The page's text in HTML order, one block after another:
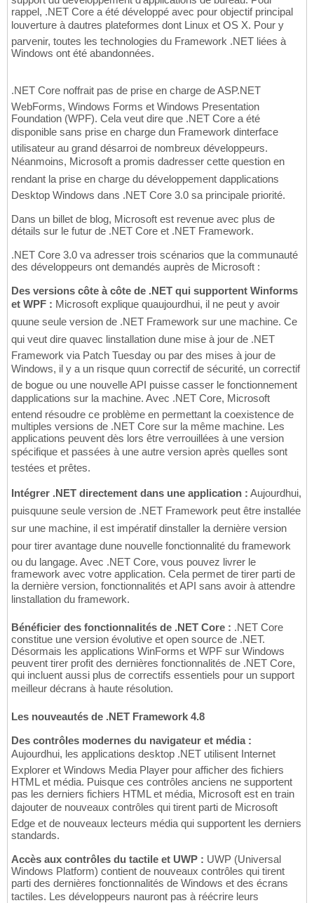
rappel, .NET Core a été développé avec pour objectif principal
louverture à dautres plateformes dont Linux et OS X. Pour y
parvenir, toutes les technologies du Framework .NET liées à
Windows ont été abandonnées.
.NET Core noffrait pas de prise en charge de ASP.NET
WebForms, Windows Forms et Windows Presentation
Foundation (WPF). Cela veut dire que .NET Core a été
disponible sans prise en charge dun Framework dinterface
utilisateur au grand désarroi de nombreux développeurs.
Néanmoins, Microsoft a promis dadresser cette question en
rendant la prise en charge du développement dapplications
Desktop Windows dans .NET Core 3.0 sa principale priorité.
Dans un billet de blog, Microsoft est revenue avec plus de
détails sur le futur de .NET Core et .NET Framework.
.NET Core 3.0 va adresser trois scénarios que la communauté
des développeurs ont demandés auprès de Microsoft :
Des versions côte à côte de .NET qui supportent Winforms
et WPF : Microsoft explique quaujourdhui, il ne peut y avoir
quune seule version de .NET Framework sur une machine. Ce
qui veut dire quavec linstallation dune mise à jour de .NET
Framework via Patch Tuesday ou par des mises à jour de
Windows, il y a un risque quun correctif de sécurité, un correctif
de bogue ou une nouvelle API puisse casser le fonctionnement
dapplications sur la machine. Avec .NET Core, Microsoft
entend résoudre ce problème en permettant la coexistence de
multiples versions de .NET Core sur la même machine. Les
applications peuvent dès lors être verrouillées à une version
spécifique et passées à une autre version après quelles sont
testées et prêtes.
Intégrer .NET directement dans une application : Aujourdhui,
puisquune seule version de .NET Framework peut être installée
sur une machine, il est impératif dinstaller la dernière version
pour tirer avantage dune nouvelle fonctionnalité du framework
ou du langage. Avec .NET Core, vous pouvez livrer le
framework avec votre application. Cela permet de tirer parti de
la dernière version, fonctionnalités et API sans avoir à attendre
linstallation du framework.
Bénéficier des fonctionnalités de .NET Core : .NET Core
constitue une version évolutive et open source de .NET.
Désormais les applications WinForms et WPF sur Windows
peuvent tirer profit des dernières fonctionnalités de .NET Core,
qui incluent aussi plus de correctifs essentiels pour un support
meilleur décrans à haute résolution.
Les nouveautés de .NET Framework 4.8
Des contrôles modernes du navigateur et média :
Aujourdhui, les applications desktop .NET utilisent Internet
Explorer et Windows Media Player pour afficher des fichiers
HTML et média. Puisque ces contrôles anciens ne supportent
pas les derniers fichiers HTML et média, Microsoft est en train
dajouter de nouveaux contrôles qui tirent parti de Microsoft
Edge et de nouveaux lecteurs média qui supportent les derniers
standards.
Accès aux contrôles du tactile et UWP : UWP (Universal
Windows Platform) contient de nouveaux contrôles qui tirent
parti des dernières fonctionnalités de Windows et des écrans
tactiles. Les développeurs nauront pas à réécrire leurs